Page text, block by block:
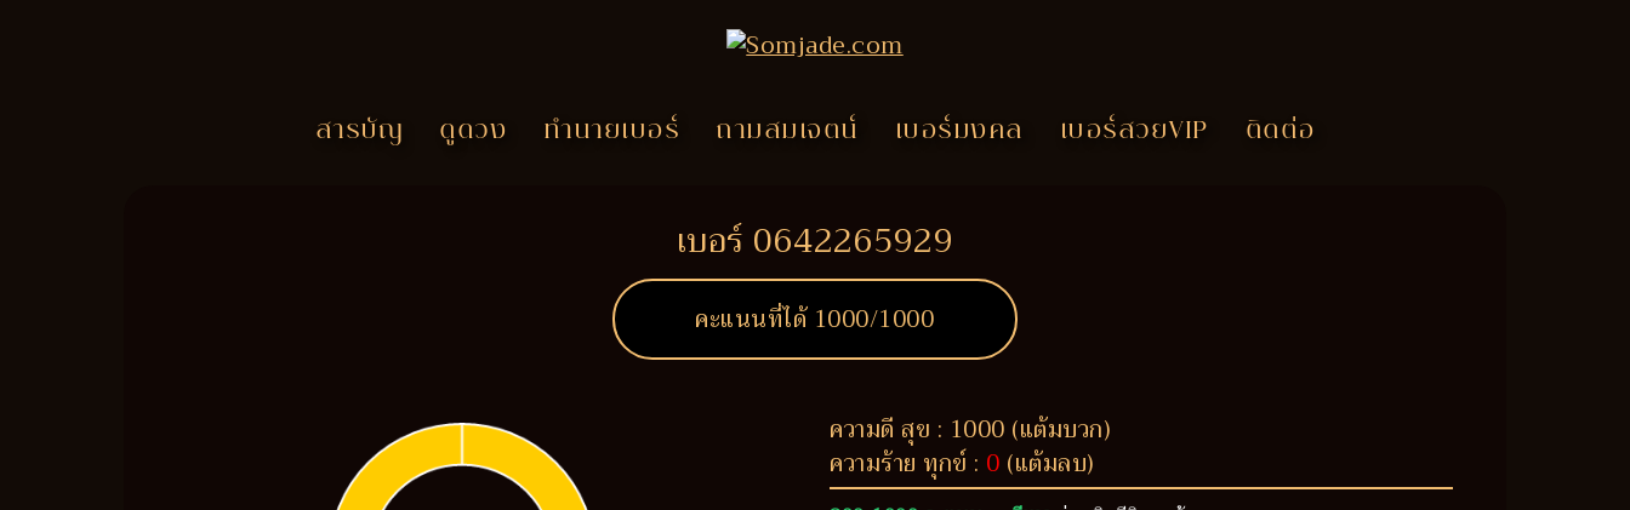
สารบัญ ดูดวง ทำนายเบอร์ ถามสมเจตน์ เบอร์มงคล เบอร์สวยVIP ติดต่อ
เบอร์ 0642265929
คะแนนที่ได้ 1000/1000
ความดี สุข : 1000 (แต้มบวก)
ความร้าย ทุกข์ : 0 (แต้มลบ)